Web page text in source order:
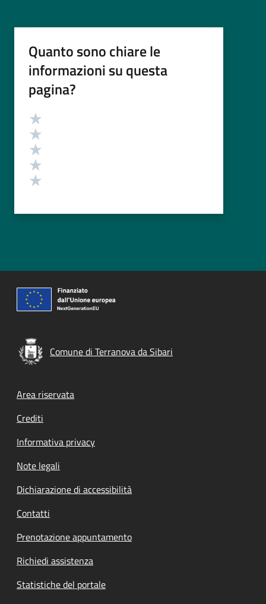
Quanto sono chiare le
informazioni su questa
pagina?
Valutazione
Comune di Terranova da Sibari
Footer menu
Area riservata
Crediti
Informativa privacy
Note legali
Dichiarazione di accessibilità
Contatti
Prenotazione appuntamento
Richiedi assistenza
Statistiche del portale